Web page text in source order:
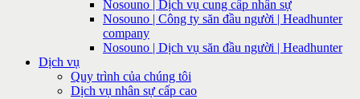
Nosouno | Dịch vụ cung cấp nhân sự
Nosouno | Công ty săn đầu người | Headhunter
company
Nosouno | Dịch vụ săn đầu người | Headhunter
Dịch vụ
Quy trình của chúng tôi
Dịch vụ nhân sự cấp cao